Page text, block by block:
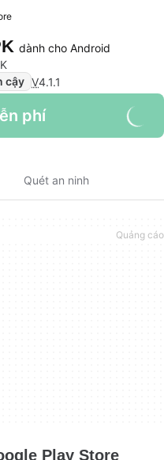
dành cho Android
cậy V4.1.1
phí
Quét an ninh
Play Store